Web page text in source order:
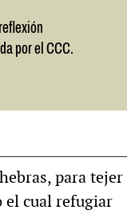
por el CCC.
para tejer
el cual refugiar